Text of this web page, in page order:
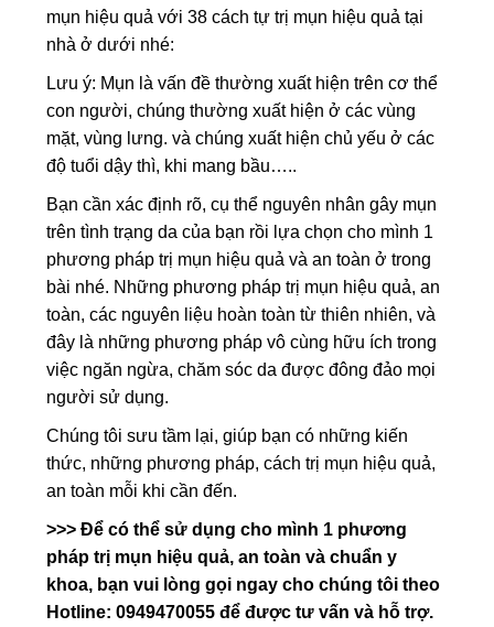
mụn hiệu quả với 38 cách tự trị mụn hiệu quả tại
nhà ở dưới nhé:
Lưu ý: Mụn là vấn đề thường xuất hiện trên cơ thể
con người, chúng thường xuất hiện ở các vùng
mặt, vùng lưng. và chúng xuất hiện chủ yếu ở các
độ tuổi dậy thì, khi mang bầu…..
Bạn cần xác định rõ, cụ thể nguyên nhân gây mụn
trên tình trạng da của bạn rồi lựa chọn cho mình 1
phương pháp trị mụn hiệu quả và an toàn ở trong
bài nhé. Những phương pháp trị mụn hiệu quả, an
toàn, các nguyên liệu hoàn toàn từ thiên nhiên, và
đây là những phương pháp vô cùng hữu ích trong
việc ngăn ngừa, chăm sóc da được đông đảo mọi
người sử dụng.
Chúng tôi sưu tầm lại, giúp bạn có những kiến
thức, những phương pháp, cách trị mụn hiệu quả,
an toàn mỗi khi cần đến.
>>> Để có thể sử dụng cho mình 1 phương
pháp trị mụn hiệu quả, an toàn và chuẩn y
khoa, bạn vui lòng gọi ngay cho chúng tôi theo
Hotline: 0949470055 để được tư vấn và hỗ trợ.